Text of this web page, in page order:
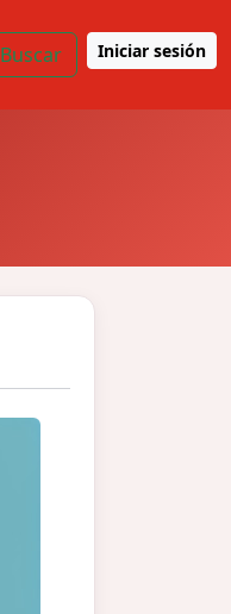
Buscar Iniciar sesión